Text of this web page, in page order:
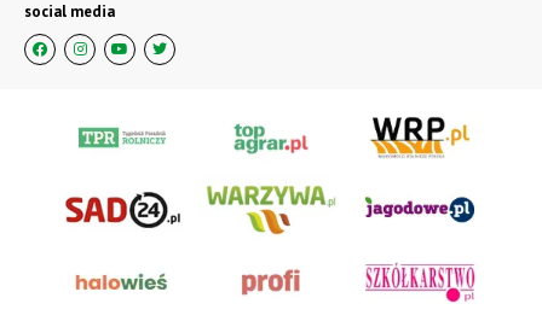
social media